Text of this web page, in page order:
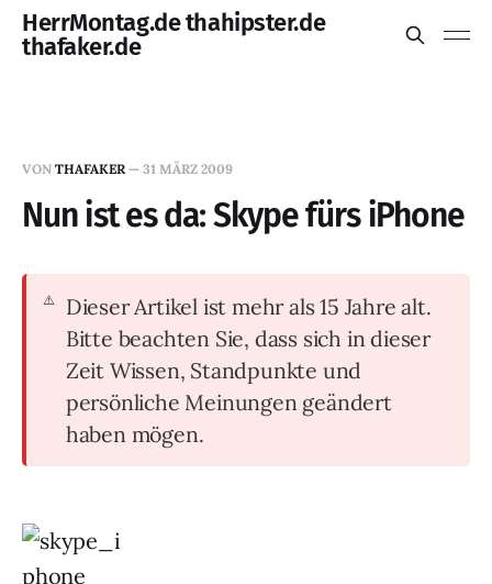
HerrMontag.de thahipster.de
thafaker.de
VON THAFAKER — 31 MÄRZ 2009
Nun ist es da: Skype fürs iPhone
Dieser Artikel ist mehr als 15 Jahre alt.
Bitte beachten Sie, dass sich in dieser
Zeit Wissen, Standpunkte und
persönliche Meinungen geändert
haben mögen.